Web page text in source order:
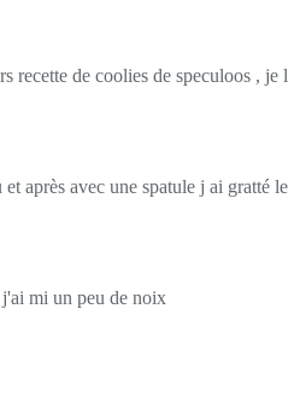
recette de coolies de speculoos , je l
après avec une spatule j ai gratté le
mi un peu de noix